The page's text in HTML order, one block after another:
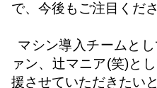
で、今後もご注目くだ
マシン導入チームと
ァン、辻マニア(笑)と
援させていただきたい